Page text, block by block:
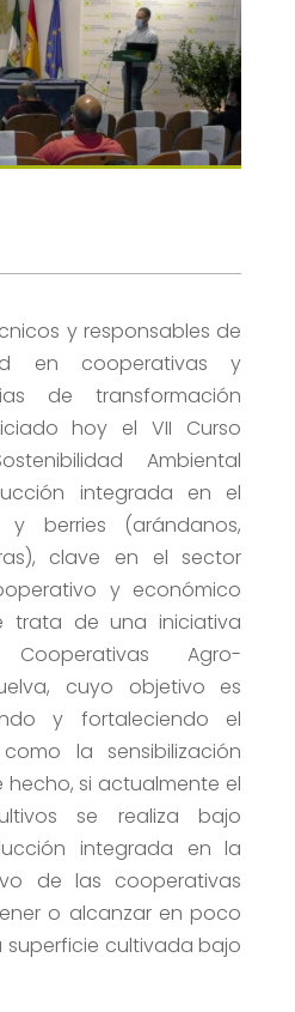
y responsables de
en cooperativas y
de transformación
hoy el VII Curso
Ambiental
integrada en el
berries (arándanos,
clave en el sector
y económico
trata de una iniciativa
Agro-
cuyo objetivo es
y fortaleciendo el
la sensibilización
hecho, si actualmente el
se realiza bajo
integrada en la
de las cooperativas
o alcanzar en poco
superficie cultivada bajo